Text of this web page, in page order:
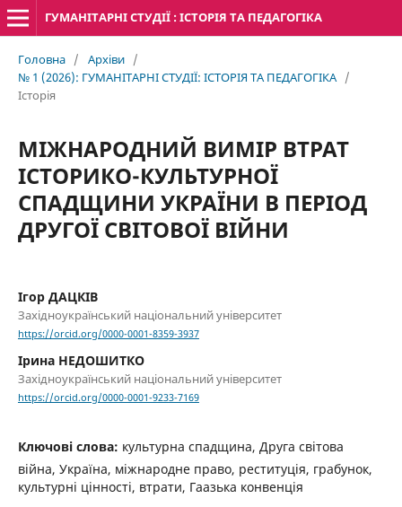
ГУМАНІТАРНІ СТУДІЇ : ІСТОРІЯ ТА ПЕДАГОГІКА
Головна / Архіви /
№ 1 (2026): ГУМАНІТАРНІ СТУДІЇ: ІСТОРІЯ ТА ПЕДАГОГІКА /
Історія
МІЖНАРОДНИЙ ВИМІР ВТРАТ
ІСТОРИКО-КУЛЬТУРНОЇ
СПАДЩИНИ УКРАЇНИ В ПЕРІОД
ДРУГОЇ СВІТОВОЇ ВІЙНИ
Ігор ДАЦКІВ
Західноукраїнський національний університет
https://orcid.org/0000-0001-8359-3937
Ірина НЕДОШИТКО
Західноукраїнський національний університет
https://orcid.org/0000-0001-9233-7169
Ключові слова: культурна спадщина, Друга світова
війна, Україна, міжнародне право, реституція, грабунок,
культурні цінності, втрати, Гаазька конвенція